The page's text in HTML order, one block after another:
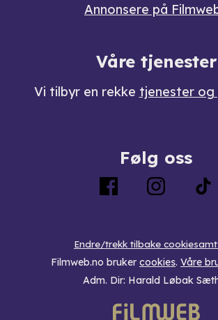
Annonsere på
Våre tjenester
Vi tilbyr en rekke tjenester
Følg oss
Endre/trekk tilbake
Filmweb.no bruker cookies. Våre
Adm. Dir: Harald Løbak